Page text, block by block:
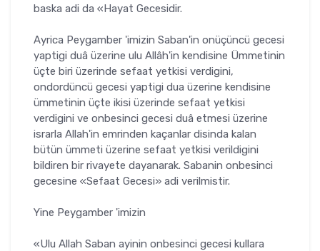
baska adi da «Hayat Gecesidir.
Ayrica Peygamber 'imizin Saban'in onüçüncü gecesi
yaptigi duâ üzerine ulu Allâh'in kendisine Ümmetinin
üçte biri üzerinde sefaat yetkisi verdigini,
ondordüncü gecesi yaptigi dua üzerine kendisine
ümmetinin üçte ikisi üzerinde sefaat yetkisi
verdigini ve onbesinci gecesi duâ etmesi üzerine
israrla Allah'in emrinden kaçanlar disinda kalan
bütün ümmeti üzerine sefaat yetkisi verildigini
bildiren bir rivayete dayanarak. Sabanin onbesinci
gecesine «Sefaat Gecesi» adi verilmistir.
Yine Peygamber 'imizin
«Ulu Allah Saban ayinin onbesinci gecesi kullara